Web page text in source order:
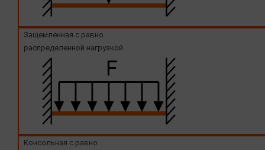
Защемленная с равно
распределенной нагрузкой
Консольная с равно